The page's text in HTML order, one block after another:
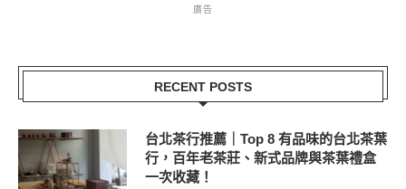
廣告
RECENT POSTS
台北茶行推薦｜Top 8 有品味的台北茶葉
行，百年老茶莊、新式品牌與茶葉禮盒
一次收藏！